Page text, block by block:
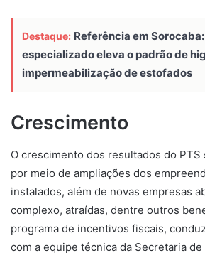
Destaque: Referência em
especializado eleva o padrão de
impermeabilização de estofados
Crescimento
O crescimento dos resultados do PTS
por meio de ampliações dos
instalados, além de novas empresas
complexo, atraídas, dentre outros
programa de incentivos fiscais,
com a equipe técnica da Secretaria